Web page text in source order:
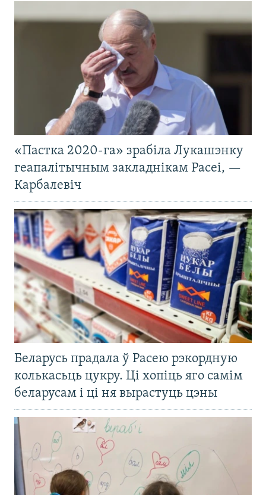
«Пастка 2020-га» зрабіла Лукашэнку
геапалітычным закладнікам Расеі, —
Карбалевіч
Беларусь прадала ў Расею рэкордную
колькасьць цукру. Ці хопіць яго самім
беларусам і ці ня вырастуць цэны